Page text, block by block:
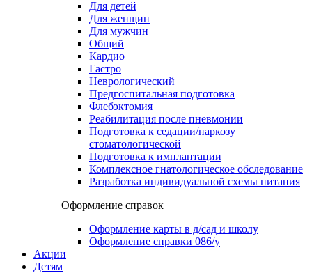
Для детей
Для женщин
Для мужчин
Общий
Кардио
Гастро
Неврологический
Предгоспитальная подготовка
Флебэктомия
Реабилитация после пневмонии
Подготовка к седации/наркозу
стоматологической
Подготовка к имплантации
Комплексное гнатологическое обследование
Разработка индивидуальной схемы питания
Оформление справок
Оформление карты в д/сад и школу
Оформление справки 086/у
Акции
Детям